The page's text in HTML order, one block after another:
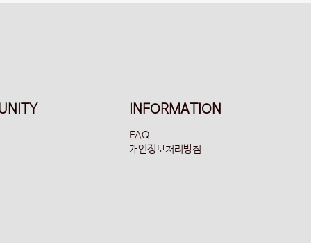
INFORMATION
FAQ
개인정보처리방침